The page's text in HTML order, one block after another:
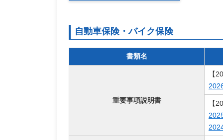
自動車保険・バイク保険
書類名
重要事項説明書
【
【